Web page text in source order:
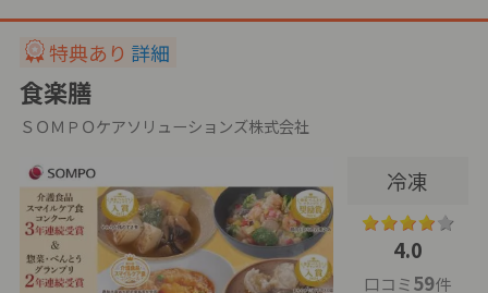
特典あり 詳細
食楽膳
ＳＯＭＰＯケアソリューションズ株式会社
冷凍
4.0
口コミ59件